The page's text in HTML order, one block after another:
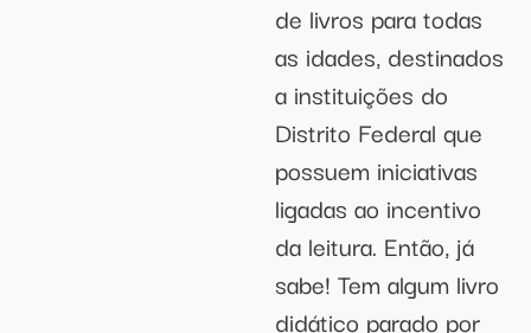
de livros para todas
as idades, destinados
a instituições do
Distrito Federal que
possuem iniciativas
ligadas ao incentivo
da leitura. Então, já
sabe! Tem algum livro
didático parado por